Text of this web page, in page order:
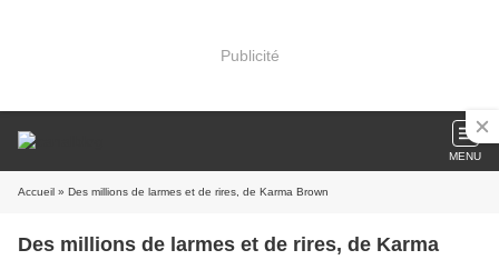
Publicité
MENU
Accueil » Des millions de larmes et de rires, de Karma Brown
Des millions de larmes et de rires, de Karma